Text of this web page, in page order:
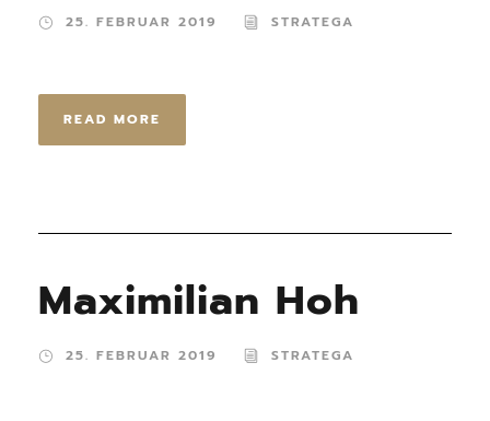
25. FEBRUAR 2019 STRATEGA
READ MORE
Maximilian Hoh
25. FEBRUAR 2019 STRATEGA